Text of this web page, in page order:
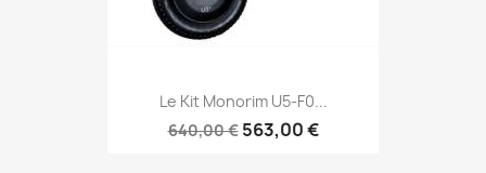
Le Kit Monorim U5-F0...
640,00 € 563,00 €